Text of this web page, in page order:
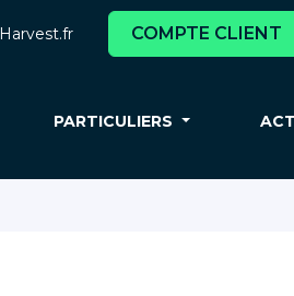
Harvest.fr COMPTE CLIENT
PARTICULIERS